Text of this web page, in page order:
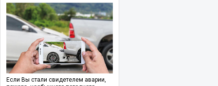
Если Вы стали свидетелем аварии,